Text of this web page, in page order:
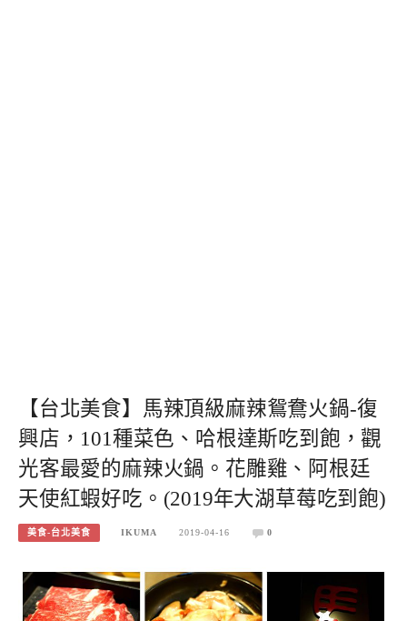
【台北美食】馬辣頂級麻辣鴛鴦火鍋-復
興店，101種菜色、哈根達斯吃到飽，觀
光客最愛的麻辣火鍋。花雕雞、阿根廷
天使紅蝦好吃。(2019年大湖草莓吃到飽)
美食-台北美食 IKUMA 2019-04-16 0